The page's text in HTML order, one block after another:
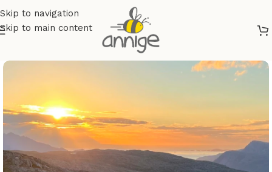
Skip to navigation
Skip to main content